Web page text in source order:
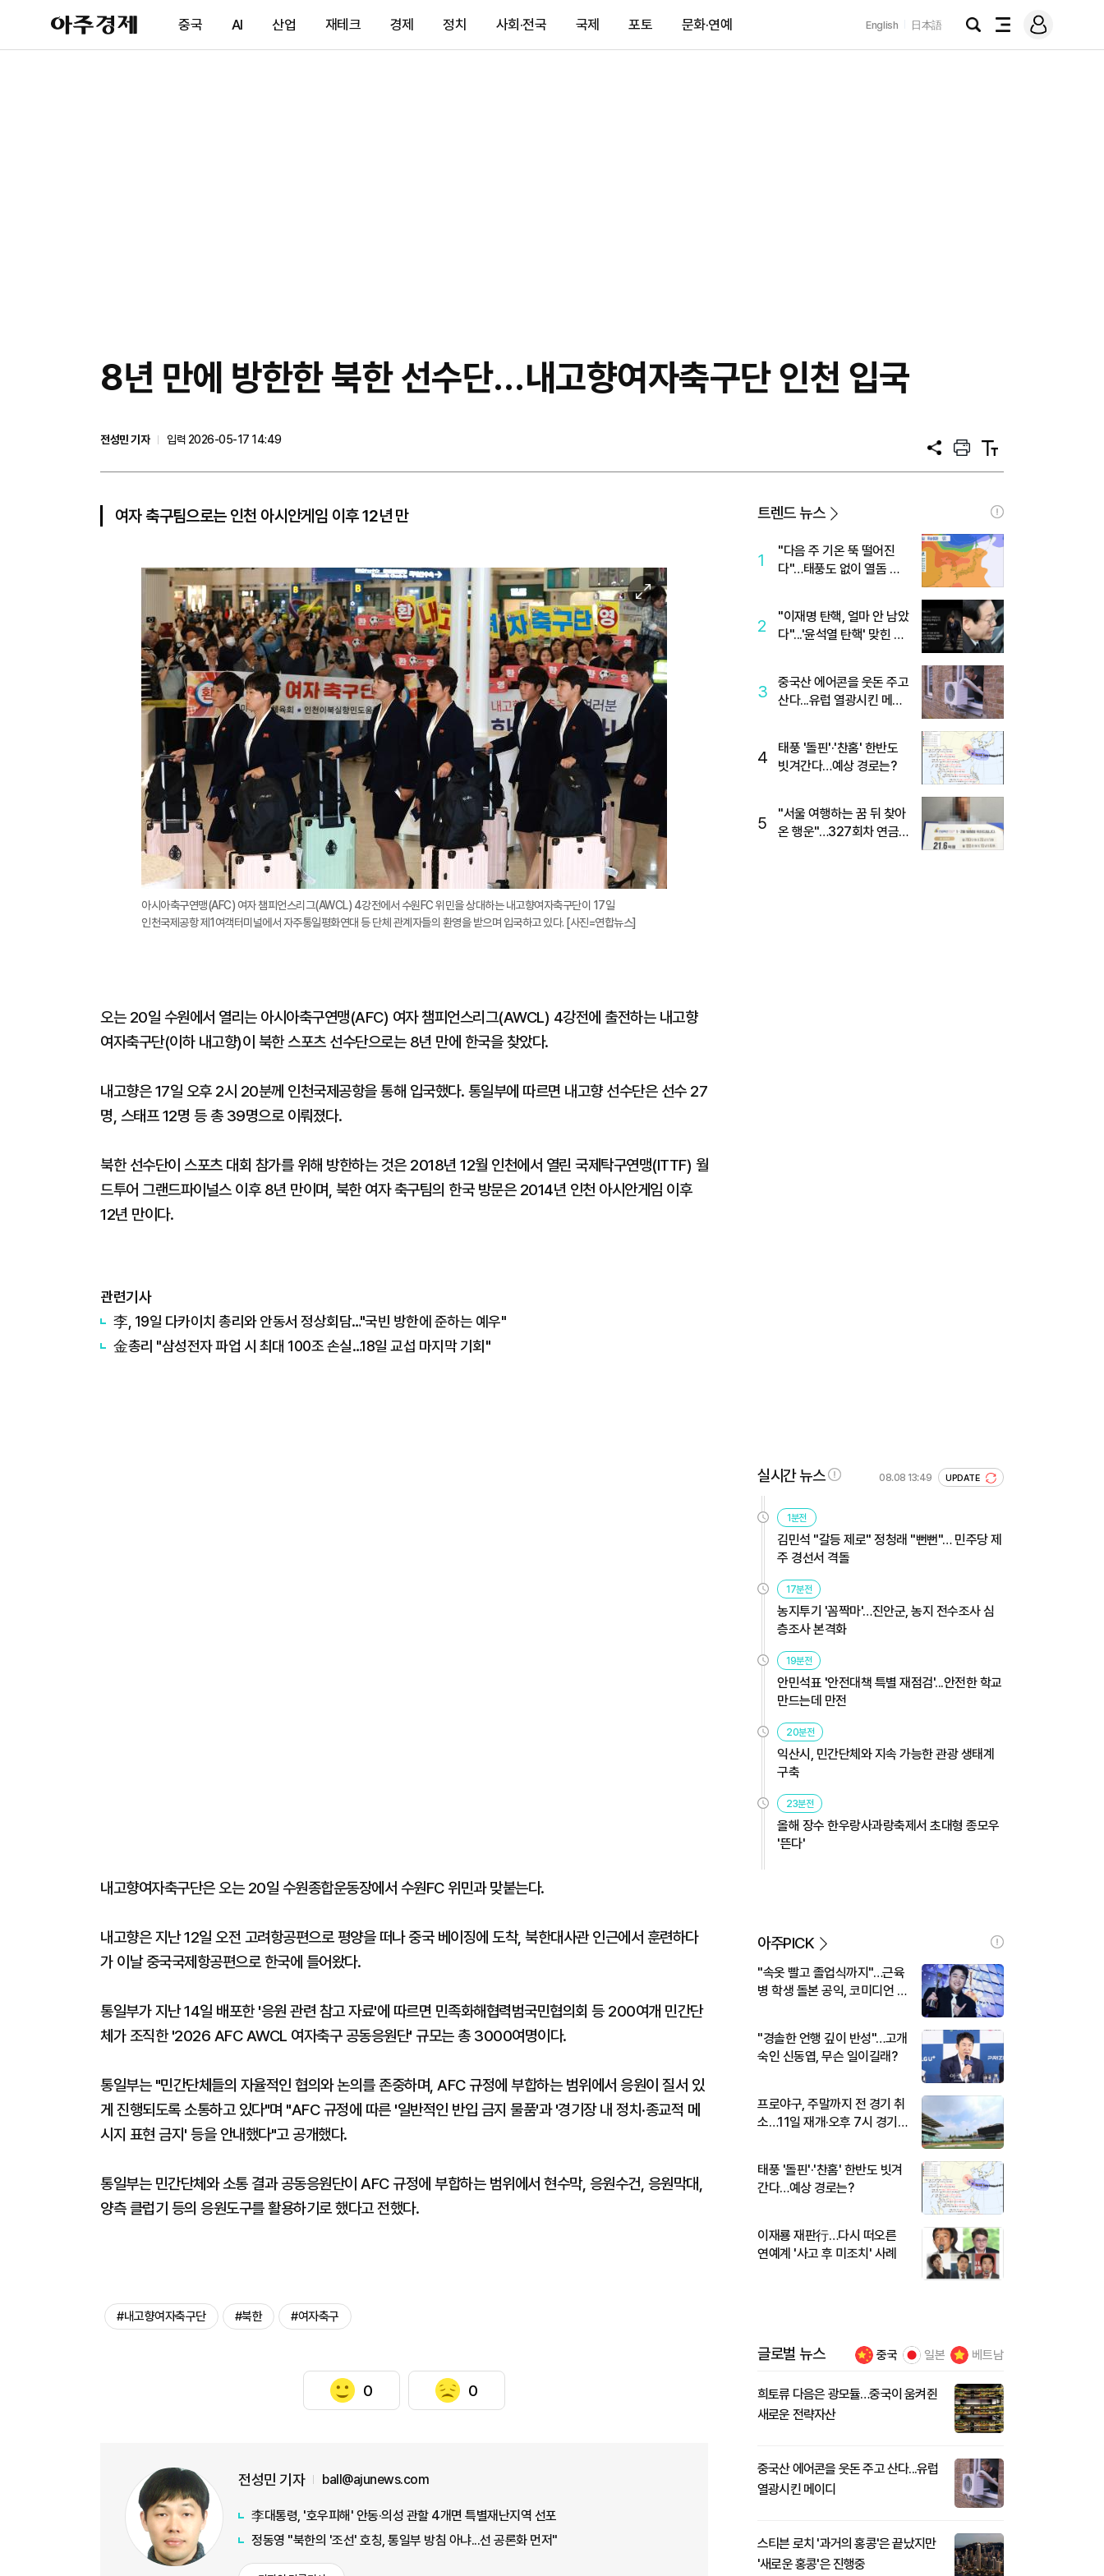
아
주
제
중국 AI 산업 재테크 경제 정치 사회·전국 국제 포토 문화·연예 English 日本語
검
전
메
그
8년 만에 방한한 북한 선수단…내고향여자축구단 인천 입국
전성민 기자
입력 2026-05-17 14:49
공
프
트
텍
트
여자 축구팀으로는 인천 아시안게임 이후 12년 만
이
미
지
확
대
아시아축구연맹(AFC) 여자 챔피언스리그(AWCL) 4강전에서 수원FC 위민을 상대하는 내고향여자축구단이 17일
인천국제공항 제1여객터미널에서 자주통일평화연대 등 단체 관계자들의 환영을 받으며 입국하고 있다. [사진=연합뉴스]
오는 20일 수원에서 열리는 아시아축구연맹(AFC) 여자 챔피언스리그(AWCL) 4강전에 출전하는 내고향
여자축구단(이하 내고향)이 북한 스포츠 선수단으로는 8년 만에 한국을 찾았다.
내고향은 17일 오후 2시 20분께 인천국제공항을 통해 입국했다. 통일부에 따르면 내고향 선수단은 선수 27
명, 스태프 12명 등 총 39명으로 이뤄졌다.
북한 선수단이 스포츠 대회 참가를 위해 방한하는 것은 2018년 12월 인천에서 열린 국제탁구연맹(ITTF) 월
드투어 그랜드파이널스 이후 8년 만이며, 북한 여자 축구팀의 한국 방문은 2014년 인천 아시안게임 이후
12년 만이다.
관련기사
李, 19일 다카이치 총리와 안동서 정상회담…"국빈 방한에 준하는 예우"
金총리 "삼성전자 파업 시 최대 100조 손실…18일 교섭 마지막 기회"
내고향여자축구단은 오는 20일 수원종합운동장에서 수원FC 위민과 맞붙는다.
내고향은 지난 12일 오전 고려항공편으로 평양을 떠나 중국 베이징에 도착, 북한대사관 인근에서 훈련하다
가 이날 중국국제항공편으로 한국에 들어왔다.
통일부가 지난 14일 배포한 '응원 관련 참고 자료'에 따르면 민족화해협력범국민협의회 등 200여개 민간단
체가 조직한 '2026 AFC AWCL 여자축구 공동응원단' 규모는 총 3000여명이다.
통일부는 "민간단체들의 자율적인 협의와 논의를 존중하며, AFC 규정에 부합하는 범위에서 응원이 질서 있
게 진행되도록 소통하고 있다"며 "AFC 규정에 따른 '일반적인 반입 금지 물품'과 '경기장 내 정치·종교적 메
시지 표현 금지' 등을 안내했다"고 공개했다.
통일부는 민간단체와 소통 결과 공동응원단이 AFC 규정에 부합하는 범위에서 현수막, 응원수건, 응원막대,
양측 클럽기 등의 응원도구를 활용하기로 했다고 전했다.
#내고향여자축구단 #북한 #여자축구
0 0
전성민 기자 ball@ajunews.com
李대통령, '호우피해' 안동·의성 관할 4개면 특별재난지역 선포
정동영 "북한의 '조선' 호칭, 통일부 방침 아냐...선 공론화 먼저"
트렌드 뉴스
1
"다음 주 기온 뚝 떨어진
다"…태풍도 없이 열돔 박
2
"이재명 탄핵, 얼마 안 남았
다"...'윤석열 탄핵' 맞힌 무
3
중국산 에어콘을 웃돈 주고
산다...유럽 열광시킨 메이
4
태풍 '돌핀'·'찬홈' 한반도
빗겨간다…예상 경로는?
5
"서울 여행하는 꿈 뒤 찾아
온 행운"…327회차 연금
실시간 뉴스 08.08 13:49 UPDATE
1분전
김민석 "갈등 제로" 정청래 "뻔뻔"… 민주당 제
주 경선서 격돌
17분전
농지투기 '꼼짝마'…진안군, 농지 전수조사 심
층조사 본격화
19분전
안민석표 '안전대책 특별 재점검'...안전한 학교
만드는데 만전
20분전
익산시, 민간단체와 지속 가능한 관광 생태계
구축
23분전
올해 장수 한우랑사과랑축제서 초대형 종모우
'뜬다'
아주PICK
"속옷 빨고 졸업식까지"…근육
병 학생 돌본 공익, 코미디언 김
"경솔한 언행 깊이 반성"…고개
숙인 신동엽, 무슨 일이길래?
프로야구, 주말까지 전 경기 취
소…11일 재개·오후 7시 경기
태풍 '돌핀'·'찬홈' 한반도 빗겨
간다…예상 경로는?
이재룡 재판行…다시 떠오른
연예계 '사고 후 미조치' 사례
글로벌 뉴스 중국 일본 베트남
희토류 다음은 광모듈…중국이 움켜쥔
새로운 전략자산
중국산 에어콘을 웃돈 주고 산다...유럽
열광시킨 메이디
스티븐 로치 '과거의 홍콩'은 끝났지만
'새로운 홍콩'은 진행중